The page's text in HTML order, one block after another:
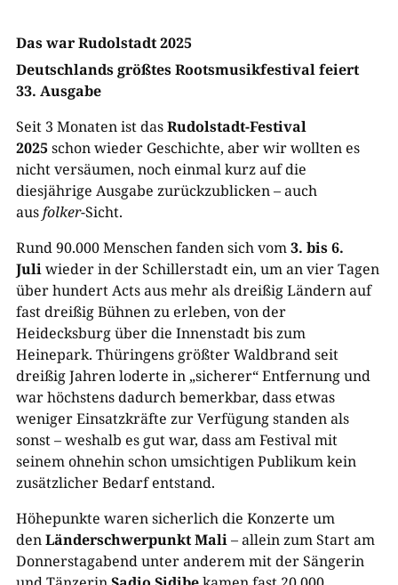
Das war Rudolstadt 2025
Deutschlands größtes Rootsmusikfestival feiert
33. Ausgabe
Seit 3 Monaten ist dasRudolstadt-Festival
2025schon wieder Geschichte, aber wir wollten es
nicht versäumen, noch einmal kurz auf die
diesjährige Ausgabe zurückzublicken – auch
ausfolker-Sicht.
Rund 90.000 Menschen fanden sich vom3. bis 6.
Juliwieder in der Schillerstadt ein, um an vier Tagen
über hundert Acts aus mehr als dreißig Ländern auf
fast dreißig Bühnen zu erleben, von der
Heidecksburg über die Innenstadt bis zum
Heinepark. Thüringens größter Waldbrand seit
dreißig Jahren loderte in „sicherer“ Entfernung und
war höchstens dadurch bemerkbar, dass etwas
weniger Einsatzkräfte zur Verfügung standen als
sonst – weshalb es gut war, dass am Festival mit
seinem ohnehin schon umsichtigen Publikum kein
zusätzlicher Bedarf entstand.
Höhepunkte waren sicherlich die Konzerte um
denLänderschwerpunkt Mali– allein zum Start am
Donnerstagabend unter anderem mit der Sängerin